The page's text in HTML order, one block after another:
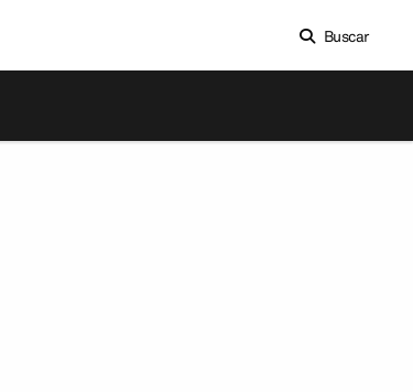
Buscar